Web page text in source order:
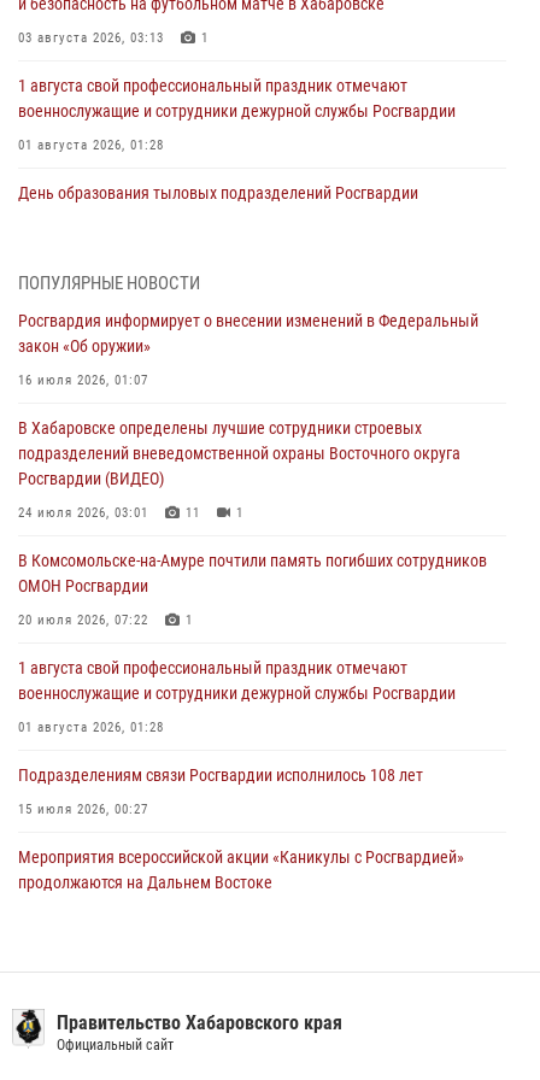
03 августа 2026, 03:13 1
1 августа свой профессиональный праздник отмечают
военнослужащие и сотрудники дежурной службы Росгвардии
01 августа 2026, 01:28
День образования тыловых подразделений Росгвардии
В Управлении Росгвардии по Хабаровскому краю состоялось
избирательного права
31 июля 2026, 03:26
женщине, потерявшей сознание во время массового мероприятия
29 июля 2026, 23:24 2
В Хабаровске продолжается акция «Каникулы с Росгвардией»
За прошедшую неделю в Хабаровском крае росгвардейцы провели
свыше 120 проверок условий хранения оружия
ПОПУЛЯРНЫЕ НОВОСТИ
Росгвардия информирует о внесении изменений в Федеральный
закон «Об оружии»
16 июля 2026, 01:07
В Хабаровске определены лучшие сотрудники строевых
подразделений вневедомственной охраны Восточного округа
Росгвардии (ВИДЕО)
24 июля 2026, 03:01 11 1
В Комсомольске-на-Амуре почтили память погибших сотрудников
ОМОН Росгвардии
20 июля 2026, 07:22 1
1 августа свой профессиональный праздник отмечают
военнослужащие и сотрудники дежурной службы Росгвардии
01 августа 2026, 01:28
Подразделениям связи Росгвардии исполнилось 108 лет
15 июля 2026, 00:27
Мероприятия всероссийской акции «Каникулы с Росгвардией»
продолжаются на Дальнем Востоке
15 июля 2026, 05:05
Правительство Хабаровского края
Официальный сайт